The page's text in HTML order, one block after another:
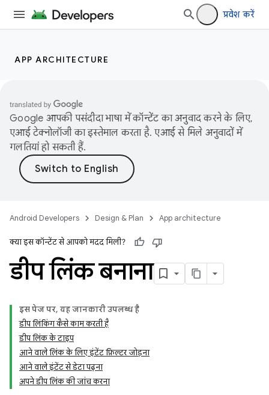
प्रवेश करें
APP ARCHITECTURE
Google आपकी पसंदीदा भाषा में कॉन्टेंट का अनुवाद करने के लिए,
एआई टेक्नोलॉजी का इस्तेमाल करता है. एआई से मिले अनुवादों में
गलतियां हो सकती हैं.
Android Developers Design & Plan App architecture
क्या इस कॉन्टेंट से आपको मदद मिली?
डीप लिंक बनाना
इस पेज पर, यह जानकारी उपलब्ध है
डीप लिंकिंग कैसे काम करती है
डीप लिंक के टाइप
आने वाले लिंक के लिए इंटेंट फ़िल्टर जोड़ना
आने वाले इंटेंट से डेटा पढ़ना
अपने डीप लिंक की जांच करना